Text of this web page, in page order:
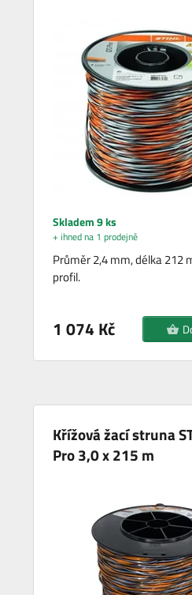
Skladem 9 ks
+ ihned na 1 prodejně
Průměr 2,4 mm, délka 212
profil.
1 074 Kč
Křížová žací struna
Pro 3,0 x 215 m